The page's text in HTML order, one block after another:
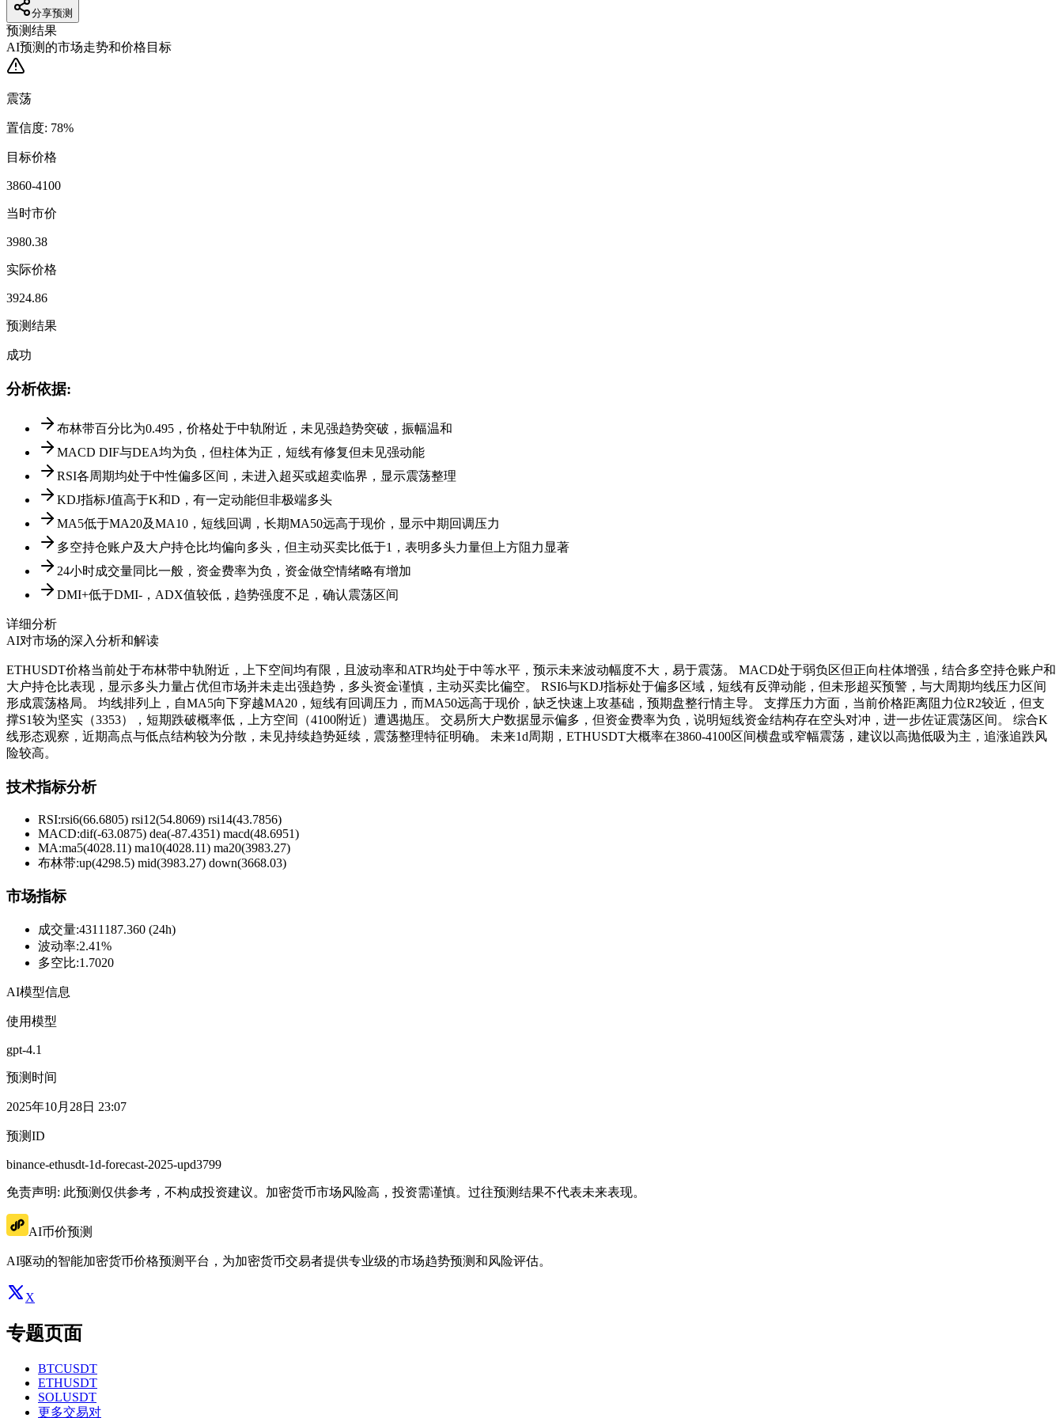
分享预测
预测结果
AI预测的市场走势和价格目标
震荡
置信度: 78%
目标价格
3860-4100
当时市价
3980.38
实际价格
3924.86
预测结果
成功
分析依据:
布林带百分比为0.495，价格处于中轨附近，未见强趋势突破，振幅温和
MACD DIF与DEA均为负，但柱体为正，短线有修复但未见强动能
RSI各周期均处于中性偏多区间，未进入超买或超卖临界，显示震荡整理
KDJ指标J值高于K和D，有一定动能但非极端多头
MA5低于MA20及MA10，短线回调，长期MA50远高于现价，显示中期回调压力
多空持仓账户及大户持仓比均偏向多头，但主动买卖比低于1，表明多头力量但上方阻力显著
24小时成交量同比一般，资金费率为负，资金做空情绪略有增加
DMI+低于DMI-，ADX值较低，趋势强度不足，确认震荡区间
详细分析
AI对市场的深入分析和解读
ETHUSDT价格当前处于布林带中轨附近，上下空间均有限，且波动率和ATR均处于中等水平，预示未来波动幅度不大，易于震荡。 MACD处于弱负区但正向柱体增强，结合多空持仓账户和
大户持仓比表现，显示多头力量占优但市场并未走出强趋势，多头资金谨慎，主动买卖比偏空。 RSI6与KDJ指标处于偏多区域，短线有反弹动能，但未形超买预警，与大周期均线压力区间
形成震荡格局。 均线排列上，自MA5向下穿越MA20，短线有回调压力，而MA50远高于现价，缺乏快速上攻基础，预期盘整行情主导。 支撑压力方面，当前价格距离阻力位R2较近，但支
撑S1较为坚实（3353），短期跌破概率低，上方空间（4100附近）遭遇抛压。 交易所大户数据显示偏多，但资金费率为负，说明短线资金结构存在空头对冲，进一步佐证震荡区间。 综合K
线形态观察，近期高点与低点结构较为分散，未见持续趋势延续，震荡整理特征明确。 未来1d周期，ETHUSDT大概率在3860-4100区间横盘或窄幅震荡，建议以高抛低吸为主，追涨追跌风
险较高。
技术指标分析
RSI:rsi6(66.6805) rsi12(54.8069) rsi14(43.7856)
MACD:dif(-63.0875) dea(-87.4351) macd(48.6951)
MA:ma5(4028.11) ma10(4028.11) ma20(3983.27)
布林带:up(4298.5) mid(3983.27) down(3668.03)
市场指标
成交量:4311187.360 (24h)
波动率:2.41%
多空比:1.7020
AI模型信息
使用模型
gpt-4.1
预测时间
2025年10月28日 23:07
预测ID
binance-ethusdt-1d-forecast-2025-upd3799
免责声明: 此预测仅供参考，不构成投资建议。加密货币市场风险高，投资需谨慎。过往预测结果不代表未来表现。
AI币价预测
AI驱动的智能加密货币价格预测平台，为加密货币交易者提供专业级的市场趋势预测和风险评估。
X
专题页面
BTCUSDT
ETHUSDT
SOLUSDT
更多交易对